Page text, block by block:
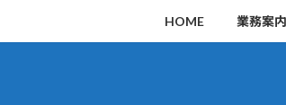
ン
ビ
HOME 業務案内